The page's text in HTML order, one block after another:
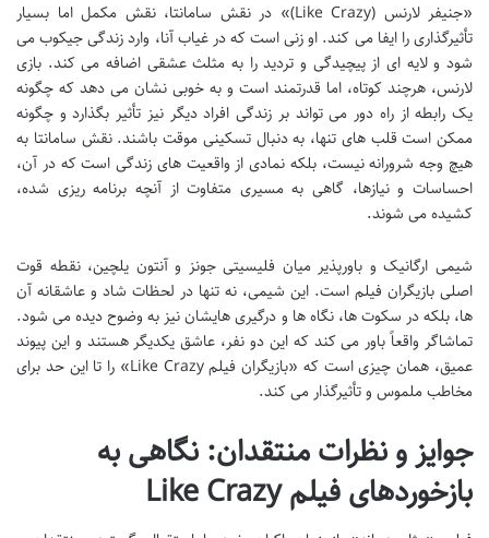
«جنیفر لارنس (Like Crazy)» در نقش سامانتا، نقش مکمل اما بسیار
تأثیرگذاری را ایفا می کند. او زنی است که در غیاب آنا، وارد زندگی جیکوب می
شود و لایه ای از پیچیدگی و تردید را به مثلث عشقی اضافه می کند. بازی
لارنس، هرچند کوتاه، اما قدرتمند است و به خوبی نشان می دهد که چگونه
یک رابطه از راه دور می تواند بر زندگی افراد دیگر نیز تأثیر بگذارد و چگونه
ممکن است قلب های تنها، به دنبال تسکینی موقت باشند. نقش سامانتا به
هیچ وجه شرورانه نیست، بلکه نمادی از واقعیت های زندگی است که در آن،
احساسات و نیازها، گاهی به مسیری متفاوت از آنچه برنامه ریزی شده،
کشیده می شوند.
شیمی ارگانیک و باورپذیر میان فلیسیتی جونز و آنتون یلچین، نقطه قوت
اصلی بازیگران فیلم است. این شیمی، نه تنها در لحظات شاد و عاشقانه آن
ها، بلکه در سکوت ها، نگاه ها و درگیری هایشان نیز به وضوح دیده می شود.
تماشاگر واقعاً باور می کند که این دو نفر، عاشق یکدیگر هستند و این پیوند
عمیق، همان چیزی است که «بازیگران فیلم Like Crazy» را تا این حد برای
مخاطب ملموس و تأثیرگذار می کند.
جوایز و نظرات منتقدان: نگاهی به
بازخوردهای فیلم Like Crazy